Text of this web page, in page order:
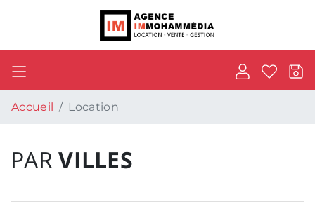
Accueil Location
PARVILLES